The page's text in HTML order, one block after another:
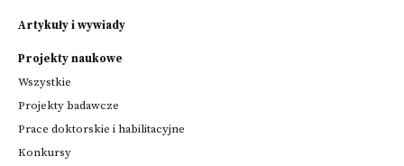
Artykuły i wywiady
Projekty naukowe
Wszystkie
Projekty badawcze
Prace doktorskie i habilitacyjne
Konkursy